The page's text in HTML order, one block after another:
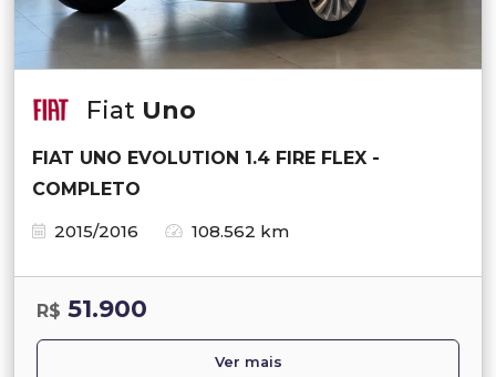
Fiat Uno
FIAT UNO EVOLUTION 1.4 FIRE FLEX -
COMPLETO
2015/2016
108.562 km
R$ 51.900
Ver mais